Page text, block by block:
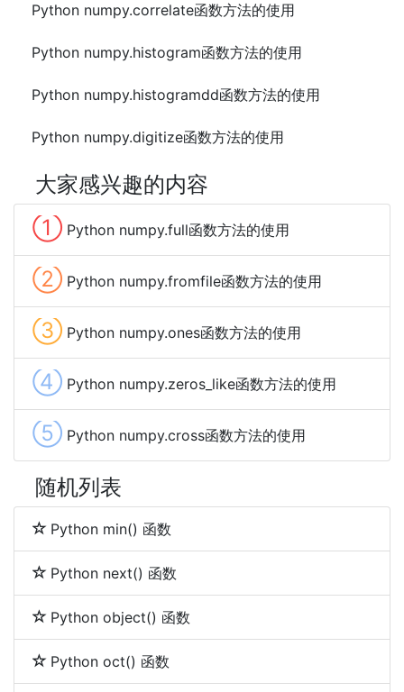
Python numpy.correlate函数方法的使用
Python numpy.histogram函数方法的使用
Python numpy.histogramdd函数方法的使用
Python numpy.digitize函数方法的使用
大家感兴趣的内容
① Python numpy.full函数方法的使用
② Python numpy.fromfile函数方法的使用
③ Python numpy.ones函数方法的使用
④ Python numpy.zeros_like函数方法的使用
⑤ Python numpy.cross函数方法的使用
随机列表
Python min() 函数
Python next() 函数
Python object() 函数
Python oct() 函数